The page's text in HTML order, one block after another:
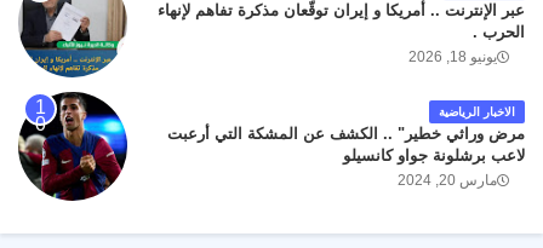
عبر الإنترنت .. أمريكا و إيران توقّعان مذكرة تفاهم لإنهاء
الحرب .
يونيو 18, 2026
الاخبار الرياضية
مرض وراثي خطير" .. الكشف عن المشكة التي أرعبت
لاعب برشلونة جواو كانسيلو
مارس 20, 2024